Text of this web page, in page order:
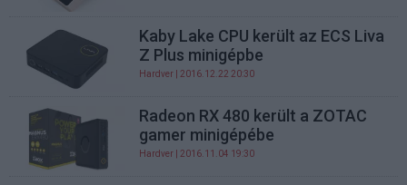
Kaby Lake CPU került az ECS Liva
Z Plus minigépbe
Hardver | 2016.12.22 20:30
Radeon RX 480 került a ZOTAC
gamer minigépébe
Hardver | 2016.11.04 19:30